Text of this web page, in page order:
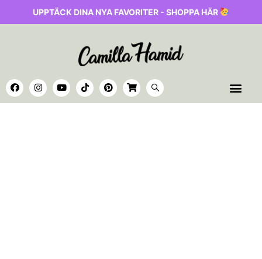
UPPTÄCK DINA NYA FAVORITER - SHOPPA HÄR